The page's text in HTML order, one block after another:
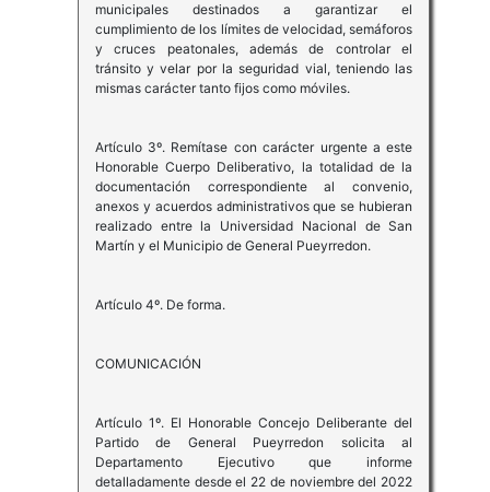
municipales destinados a garantizar el
cumplimiento de los límites de velocidad, semáforos
y cruces peatonales, además de controlar el
tránsito y velar por la seguridad vial, teniendo las
mismas carácter tanto fijos como móviles.
Artículo 3º. Remítase con carácter urgente a este
Honorable Cuerpo Deliberativo, la totalidad de la
documentación correspondiente al convenio,
anexos y acuerdos administrativos que se hubieran
realizado entre la Universidad Nacional de San
Martín y el Municipio de General Pueyrredon.
Artículo 4º. De forma.
COMUNICACIÓN
Artículo 1º. El Honorable Concejo Deliberante del
Partido de General Pueyrredon solicita al
Departamento Ejecutivo que informe
detalladamente desde el 22 de noviembre del 2022